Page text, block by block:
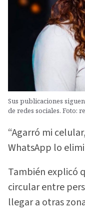
Sus publicaciones
de redes sociales. Foto:
“Agarró mi
WhatsApp lo
También explicó
circular entre
llegar a otras